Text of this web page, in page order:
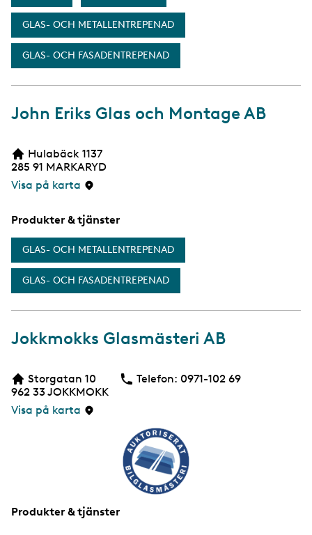
GLAS- OCH METALLENTREPENAD
GLAS- OCH FASADENTREPENAD
John Eriks Glas och Montage AB
Hulabäck 1137
285 91 MARKARYD
Visa på karta
Produkter & tjänster
GLAS- OCH METALLENTREPENAD
GLAS- OCH FASADENTREPENAD
Jokkmokks Glasmästeri AB
Storgatan 10
962 33JOKKMOKK
Visa på karta
Telefon: Telefon
0971-102 69
Produkter & tjänster